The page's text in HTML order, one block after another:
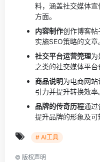
料，涵盖社交媒体
方面。
内容制作创作博客帖
实施SEO策略的文章
社交平台运营筦理
之类的社交媒体平台
商品说明为电商网
引力并提升转换效率
品牌的传奇历程通过
提升品牌的形象及可
# AI工具
© 版权声明